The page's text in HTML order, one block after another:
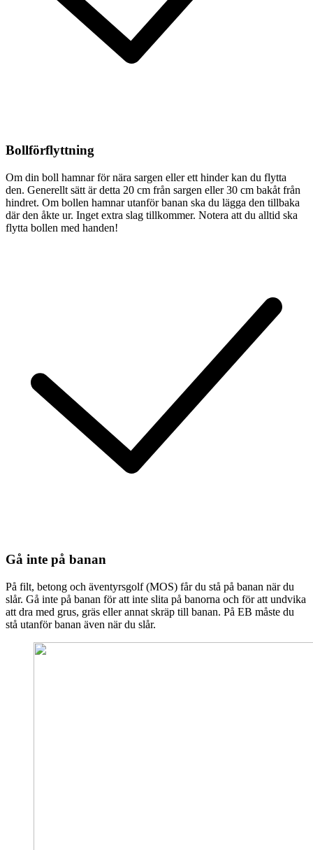
Bollförflyttning
Om din boll hamnar för nära sargen eller ett hinder kan du flytta
den. Generellt sätt är detta 20 cm från sargen eller 30 cm bakåt från
hindret. Om bollen hamnar utanför banan ska du lägga den tillbaka
där den åkte ur. Inget extra slag tillkommer. Notera att du alltid ska
flytta bollen med handen!
Gå inte på banan
På filt, betong och äventyrsgolf (MOS) får du stå på banan när du
slår. Gå inte på banan för att inte slita på banorna och för att undvika
att dra med grus, gräs eller annat skräp till banan. På EB måste du
stå utanför banan även när du slår.